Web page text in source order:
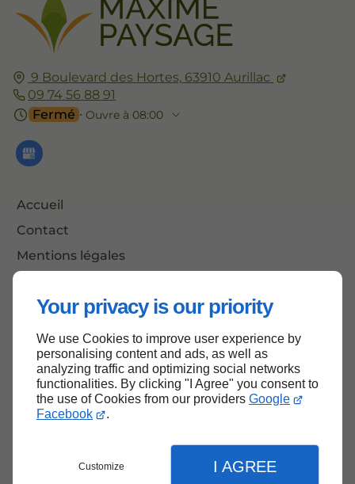
Your privacy is our priority
We use Cookies to improve user experience by
personalising content and ads, as well as
analyzing traffic and optimizing social networks
functionalities. By clicking "I Agree" you consent to
the use of Cookies from our providers Google
Facebook
.
Customize I AGREE
9 Boulevard des Hortes, 63910 Aurillac
09 74 56 88 91
Fermé ⋅ Ouvre à 08:00
Accueil
Contact
Mentions légales
Haut de page